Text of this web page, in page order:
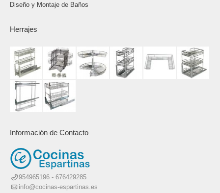
Diseño y Montaje de Baños
Herrajes
Información de Contacto
954965196 - 676429285
info@cocinas-espartinas.es